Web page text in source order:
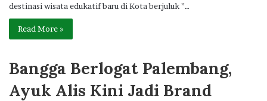
destinasi wisata edukatif baru di Kota berjuluk ”…
Read More »
Bangga Berlogat Palembang,
Ayuk Alis Kini Jadi Brand